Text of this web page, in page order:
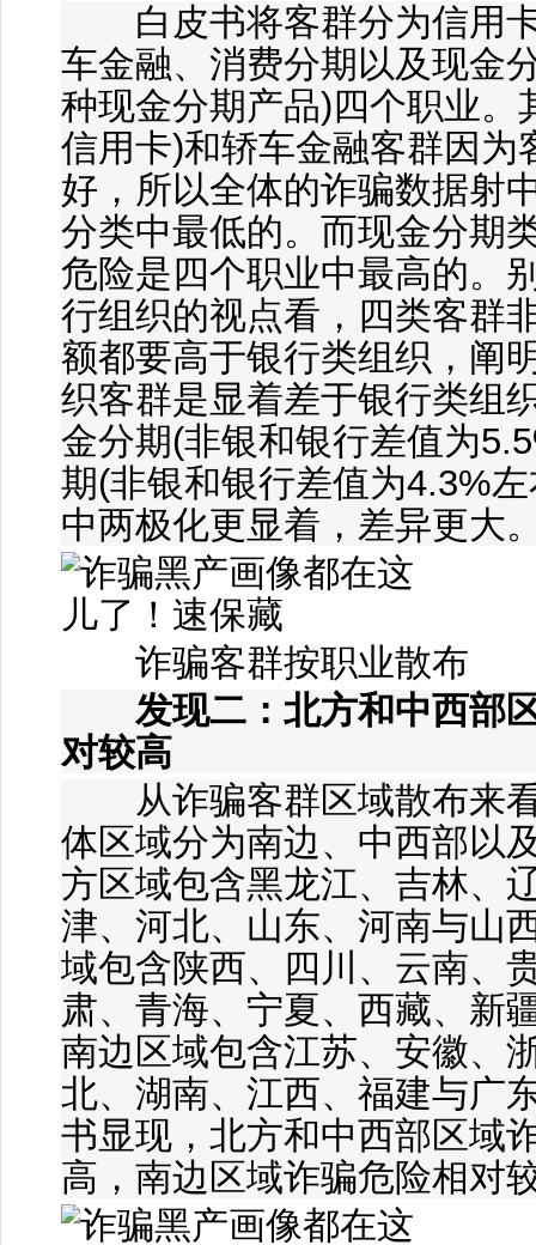
白皮书将客群分为信用
车金融、消费分期以及现金
种现金分期产品)四个职业。
信用卡)和轿车金融客群因为
好，所以全体的诈骗数据射
分类中最低的。而现金分期
危险是四个职业中最高的。
行组织的视点看，四类客群
额都要高于银行类组织，阐
织客群是显着差于银行类组
金分期(非银和银行差值为
期(非银和银行差值为4.3%
中两极化更显着，差异更大
诈骗客群按职业散布
发现二：北方和中西部
对较高
从诈骗客群区域散布来
体区域分为南边、中西部以
方区域包含黑龙江、吉林、
津、河北、山东、河南与山
域包含陕西、四川、云南、
肃、青海、宁夏、西藏、新
南边区域包含江苏、安徽、
北、湖南、江西、福建与广
书显现，北方和中西部区域
高，南边区域诈骗危险相对